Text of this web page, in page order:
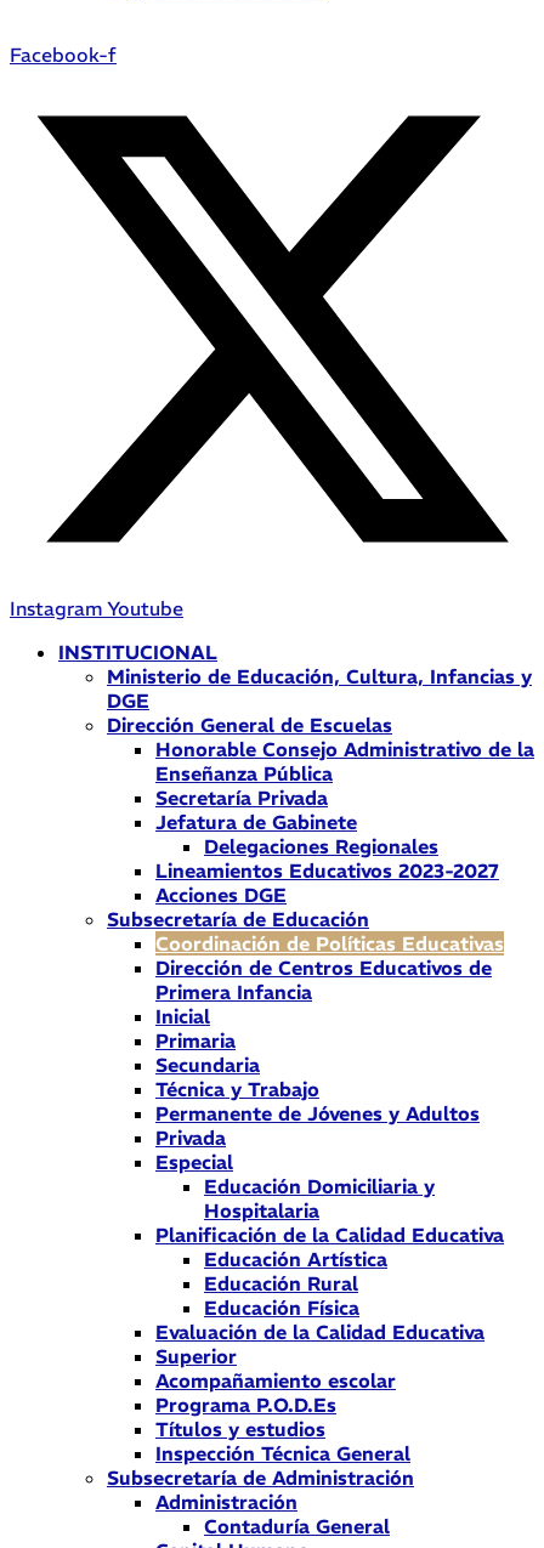
Facebook-f
Instagram Youtube
INSTITUCIONAL
Ministerio de Educación, Cultura, Infancias y
DGE
Dirección General de Escuelas
Honorable Consejo Administrativo de la
Enseñanza Pública
Secretaría Privada
Jefatura de Gabinete
Delegaciones Regionales
Lineamientos Educativos 2023-2027
Acciones DGE
Subsecretaría de Educación
Coordinación de Políticas Educativas
Dirección de Centros Educativos de
Primera Infancia
Inicial
Primaria
Secundaria
Técnica y Trabajo
Permanente de Jóvenes y Adultos
Privada
Especial
Educación Domiciliaria y
Hospitalaria
Planificación de la Calidad Educativa
Educación Artística
Educación Rural
Educación Física
Evaluación de la Calidad Educativa
Superior
Acompañamiento escolar
Programa P.O.D.Es
Títulos y estudios
Inspección Técnica General
Subsecretaría de Administración
Administración
Contaduría General